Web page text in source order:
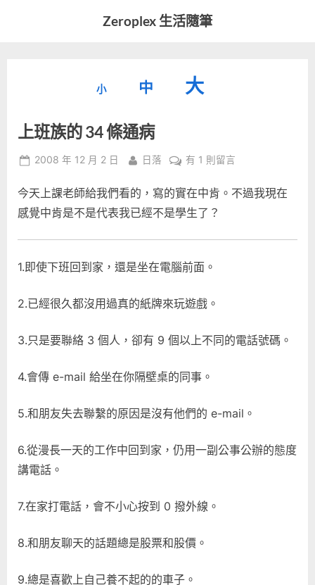
Zeroplex 生活隨筆
發
活
事
小
型
小。
中
重
型
大
小。
大
字
型
上班族的 34 條通病
Posted
2008 年 12 月 2 日 By
日落
在
班
族
34
通
中
有 1 則留言
今天上課老師給我們看的，寫的實在中肯。不過我現在
感覺中肯是不是代表我已經不是學生了？
1.即使下班回到家，還是坐在電腦前面。
2.已經很久都沒用過真的紙牌來玩遊戲。
3.只是要聯絡 3 個人，卻有 9 個以上不同的電話號碼。
4.會傳 e-mail 給坐在你隔壁桌的同事。
5.和朋友失去聯繫的原因是沒有他們的 e-mail。
6.從漫長一天的工作中回到家，仍用一副公事公辦的態度
講電話。
7.在家打電話，會不小心按到 0 撥外線。
8.和朋友聊天的話題總是股票和股價。
9.總是喜歡上自己養不起的的車子。